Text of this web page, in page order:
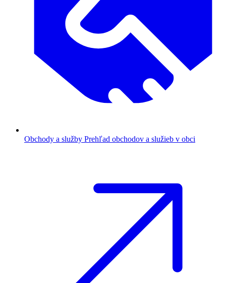
Obchody a služby Prehľad obchodov a služieb v obci